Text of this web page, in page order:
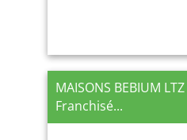
MAISONS BEBIUM
Franchisé...